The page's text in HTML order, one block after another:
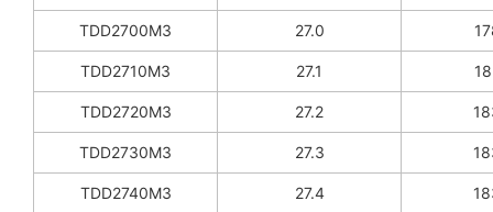
TDD2700M3 27.0
TDD2710M3 27.1
TDD2720M3 27.2
TDD2730M3 27.3
TDD2740M3 27.4